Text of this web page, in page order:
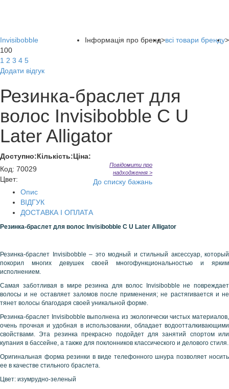
Інформація про бренд>всі товари бренду>
Invisibobble
100
1 2 3 4 5
Додати відгук
Резинка-браслет для
волос Invisibobble C U
Later Alligator
Доступно:Кількість:Ціна:
Код: 70029
Цвет:
Повідомити про
надходження >
До списку бажань
Опис
ВІДГУК
ДОСТАВКА І ОПЛАТА
Резинка-браслет для волос Invisibobble C U Later Alligator
Резинка-браслет Invisibobble – это модный и стильный аксессуар, который
покорил многих девушек своей многофункциональностью и ярким
исполнением.
Самая заботливая в мире резинка для волос Invisibobble не повреждает
волосы и не оставляет заломов после применения; не растягивается и не
тянет волосы благодаря своей уникальной форме.
Резинка-браслет Invisibobble выполнена из экологически чистых материалов,
очень прочная и удобная в использовании, обладает водоотталкивающими
свойствами. Эта резинка прекрасно подойдет для занятий спортом или
купания в бассейне, а также для поклонников классического и делового стиля.
Оригинальная форма резинки в виде телефонного шнура позволяет носить
ее в качестве стильного браслета.
Цвет: изумрудно-зеленый